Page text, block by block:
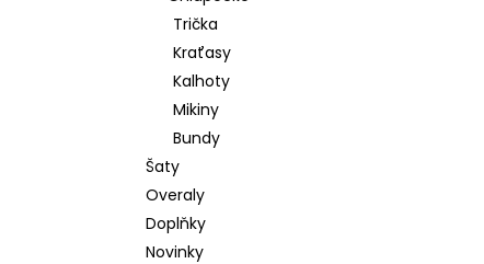
Trička
Kraťasy
Kalhoty
Mikiny
Bundy
Šaty
Overaly
Doplňky
Novinky